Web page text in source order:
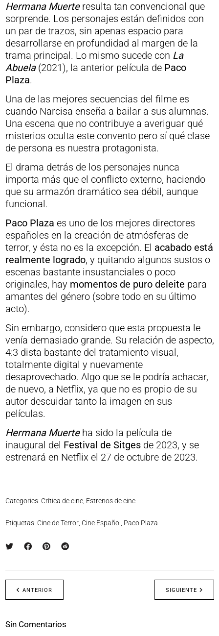
Hermana Muerteresulta tan convencional que
sorprende. Los personajes están definidos con
un par de trazos, sin apenas espacio para
desarrollarse en profundidad al margen de la
trama principal. Lo mismo sucede con La
Abuela(2021), la anterior película de Paco
Plaza.
Una de las mejores secuencias del filme es
cuando Narcisa enseña a bailar a sus alumnas.
Una escena que no contribuye a averiguar qué
misterios oculta este convento pero sí qué clase
de persona es nuestra protagonista.
El drama detrás de los personajes nunca
importa más que el conflicto externo, haciendo
que su armazón dramático sea débil, aunque
funcional.
Paco Plaza es uno de los mejores directores
españoles en la creación de atmósferas de
terror, y ésta no es la excepción. El acabado está
realmente logrado, y quitando algunos sustos o
escenas bastante insustanciales o poco
originales, hay momentos de puro deleite para
amantes del género (sobre todo en su último
acto).
Sin embargo, considero que esta propuesta le
venía demasiado grande. Su relación de aspecto,
4:3 dista bastante del tratamiento visual,
totalmente digital y nuevamente
desaprovechado. Algo que se le podría achacar,
de nuevo, a Netflix, ya que no es propio de su
autor descuidar tanto la imagen en sus
películas.
Hermana Muerteha sido la película de
inaugural del Festival de Sitgesde 2023, y se
estrenará en Netflix el 27 de octubre de 2023.
Categories: Crítica de cine, Estrenos de cine
Etiquetas: Cine de Terror, Cine Español Paco Plaza
SIGUIENTE
ANTERIOR
Sin Comentarios